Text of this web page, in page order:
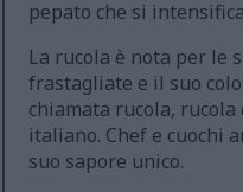
pepato che si
La rucola è nota per le
frastagliate e il suo
chiamata rucola,
italiano. Chef e cuochi
suo sapore unico.